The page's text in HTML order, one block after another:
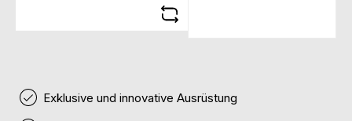
Exklusive und innovative Ausrüstung